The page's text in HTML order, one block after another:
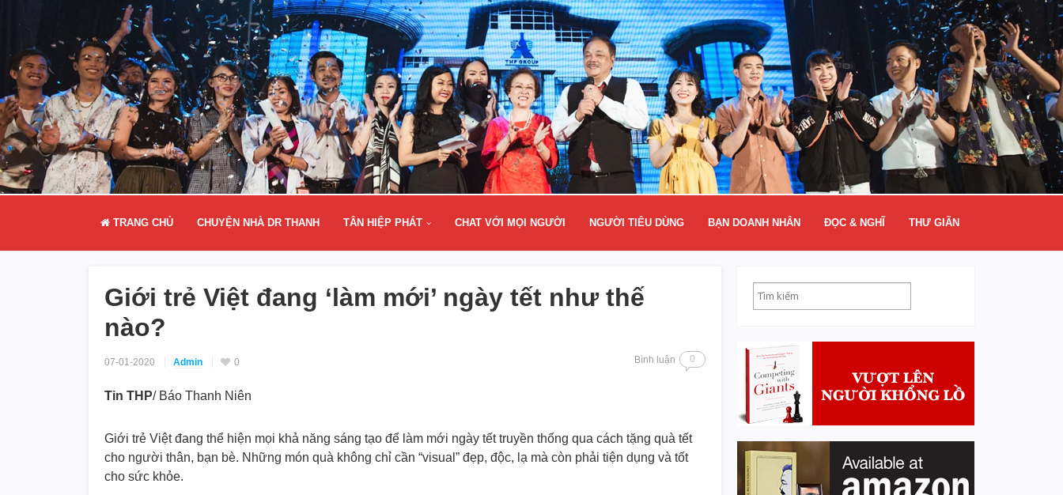
TRANG CHỦ CHUYỆN NHÀ DR THANH TÂN HIỆP PHÁT CHAT VỚI MỌI NGƯỜI NGƯỜI TIÊU DÙNG BẠN DOANH NHÂN ĐỌC & NGHĨ THƯ GIÃN
Giới trẻ Việt đang ‘làm mới’ ngày tết như thế
nào?
07-01-2020 Admin 0 Bình luận 0
Tin THP/ Báo Thanh Niên
Giới trẻ Việt đang thể hiện mọi khả năng sáng tạo để làm mới ngày tết truyền thống qua cách tặng quà tết
cho người thân, bạn bè. Những món quà không chỉ cần “visual” đẹp, độc, lạ mà còn phải tiện dụng và tốt
cho sức khỏe.